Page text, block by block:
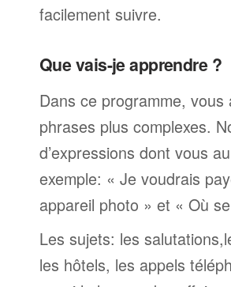
facilement suivre.
Que vais-je apprendre ?
Dans ce programme,
phrases plus complexes.
d’expressions dont vous
exemple: « Je voudrais
appareil photo » et « Où
Les sujets: les
les hôtels, les appels